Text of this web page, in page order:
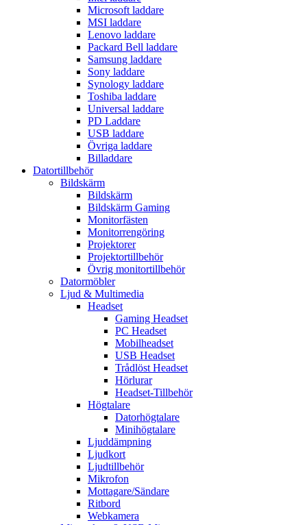
Microsoft laddare
MSI laddare
Lenovo laddare
Packard Bell laddare
Samsung laddare
Sony laddare
Synology laddare
Toshiba laddare
Universal laddare
PD Laddare
USB laddare
Övriga laddare
Billaddare
Datortillbehör
Bildskärm
Bildskärm
Bildskärm Gaming
Monitorfästen
Monitorrengöring
Projektorer
Projektortillbehör
Övrig monitortillbehör
Datormöbler
Ljud & Multimedia
Headset
Gaming Headset
PC Headset
Mobilheadset
USB Headset
Trådlöst Headset
Hörlurar
Headset-Tillbehör
Högtalare
Datorhögtalare
Minihögtalare
Ljuddämpning
Ljudkort
Ljudtillbehör
Mikrofon
Mottagare/Sändare
Ritbord
Webkamera